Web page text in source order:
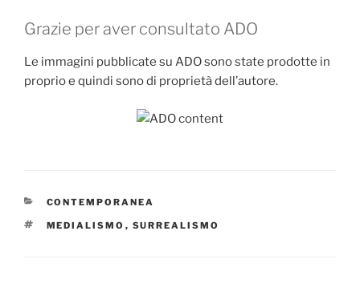
Grazie per aver consultato ADO
Le immagini pubblicate su ADO sono state prodotte in
proprio e quindi sono di proprietà dell’autore.
CATEGORIE
CONTEMPORANEA
TAG
MEDIALISMO , SURREALISMO